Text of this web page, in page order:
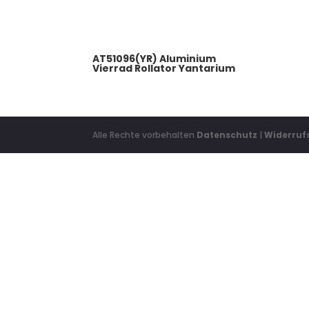
AT51096(YR) Aluminium
Vierrad Rollator Yantarium
Alle Rechte vorbehalten Datenschutz |